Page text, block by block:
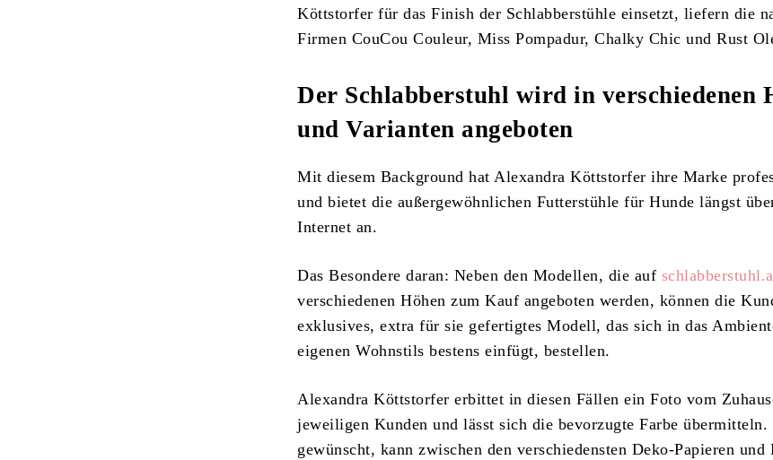
Köttstorfer für das Finish der Schlabberstühle einsetzt, liefern die
Firmen CouCou Couleur, Miss Pompadur, Chalky Chic und Rust
Der Schlabberstuhl wird in verschiedenen
und Varianten angeboten
Mit diesem Background hat Alexandra Köttstorfer ihre Marke
und bietet die außergewöhnlichen Futterstühle für Hunde längst
Internet an.
Das Besondere daran: Neben den Modellen, die auf
verschiedenen Höhen zum Kauf angeboten werden, können die
exklusives, extra für sie gefertigtes Modell, das sich in das
eigenen Wohnstils bestens einfügt, bestellen.
Alexandra Köttstorfer erbittet in diesen Fällen ein Foto vom
jeweiligen Kunden und lässt sich die bevorzugte Farbe übermitteln.
gewünscht, kann zwischen den verschiedensten Deko-Papieren und